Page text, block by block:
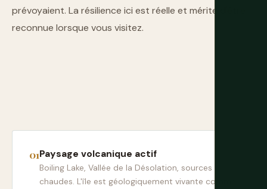
prévoyaient. La résilience ici est réelle et mérite d'être
reconnue lorsque vous visitez.
Paysage volcanique actif
Boiling Lake, Vallée de la Désolation, sources
chaudes. L'île est géologiquement vivante comme